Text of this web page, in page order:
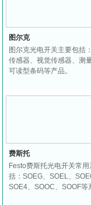
图尔克
图尔克光电开关主要包括
传感器、视觉传感器、测
可读型条码等产品。
费斯托
Festo费斯托光电开关常
括：SOEG、SOEL、
SOE4、SOOC、SOOF等